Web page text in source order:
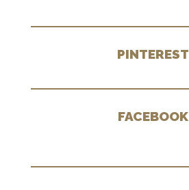
PINTEREST
FACEBOOK